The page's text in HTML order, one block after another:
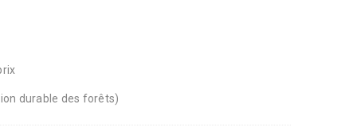
durable des forêts)